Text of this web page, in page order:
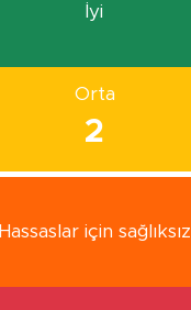
İyi
Orta
2
Hassaslar için sağlıksız